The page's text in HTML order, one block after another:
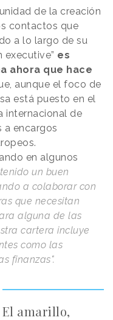
de la creación
contactos que
a lo largo de su
executive” es
ahora que hace
aunque el foco de
está puesto en el
internacional de
a encargos
en algunos
un buen
a colaborar con
que necesitan
alguna de las
cartera incluye
como las
finanzas".
El amarillo,